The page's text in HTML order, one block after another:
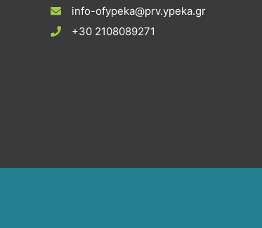
info-ofypeka@prv.ypeka.gr
+30 2108089271